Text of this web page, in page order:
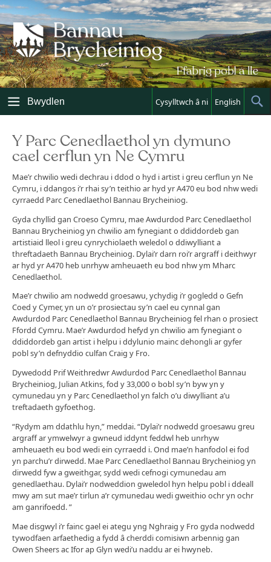
Skip
to
content
Bwydlen Cysylltwch â ni English
Y Parc Cenedlaethol yn dymuno
cael cerflun yn Ne Cymru
Mae’r chwilio wedi dechrau i ddod o hyd i artist i greu cerflun yn Ne
Cymru, i ddangos i’r rhai sy’n teithio ar hyd yr A470 eu bod nhw wedi
cyrraedd Parc Cenedlaethol Bannau Brycheiniog.
Gyda chyllid gan Croeso Cymru, mae Awdurdod Parc Cenedlaethol
Bannau Brycheiniog yn chwilio am fynegiant o ddiddordeb gan
artistiaid lleol i greu cynrychiolaeth weledol o ddiwylliant a
threftadaeth Bannau Brycheiniog. Dylai’r darn roi’r argraff i deithwyr
ar hyd yr A470 heb unrhyw amheuaeth eu bod nhw ym Mharc
Cenedlaethol.
Mae’r chwilio am nodwedd groesawu, ychydig i’r gogledd o Gefn
Coed y Cymer, yn un o’r prosiectau sy’n cael eu cynnal gan
Awdurdod Parc Cenedlaethol Bannau Brycheiniog fel rhan o prosiect
Ffordd Cymru. Mae’r Awdurdod hefyd yn chwilio am fynegiant o
ddiddordeb gan artist i helpu i ddylunio mainc dehongli ar gyfer
pobl sy’n defnyddio culfan Craig y Fro.
Dywedodd Prif Weithredwr Awdurdod Parc Cenedlaethol Bannau
Brycheiniog, Julian Atkins, fod y 33,000 o bobl sy’n byw yn y
cymunedau yn y Parc Cenedlaethol yn falch o’u diwylliant a’u
treftadaeth gyfoethog.
“Rydym am ddathlu hyn,” meddai. “Dylai’r nodwedd groesawu greu
argraff ar ymwelwyr a gwneud iddynt feddwl heb unrhyw
amheuaeth eu bod wedi ein cyrraedd i. Ond mae’n hanfodol ei fod
yn parchu’r dirwedd. Mae Parc Cenedlaethol Bannau Brycheiniog yn
dirwedd fyw a gweithgar, sydd wedi cefnogi cymunedau am
genedlaethau. Dylai’r nodweddion gweledol hyn helpu pobl i ddeall
mwy am sut mae’r tirlun a’r cymunedau wedi gweithio ochr yn ochr
am ganrifoedd. ”
Mae disgwyl i’r fainc gael ei ategu yng Nghraig y Fro gyda nodwedd
tywodfaen arfaethedig a fydd â cherddi comisiwn arbennig gan
Owen Sheers ac Ifor ap Glyn wedi’u naddu ar ei hwyneb.